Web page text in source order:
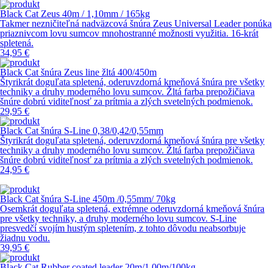
Black Cat Zeus 40m / 1,10mm / 165kg
Takmer nezničiteľná nadväzcová šnúra Zeus Universal Leader ponúka
priaznivcom lovu sumcov mnohostranné možnosti využitia. 16-krát
spletená.
34,95 €
Black Cat šnúra Zeus line žltá 400/450m
Štyrikrát doguľata spletená, oderuvzdorná kmeňová šnúra pre všetky
techniky a druhy moderného lovu sumcov. Žltá farba prepožičiava
šnúre dobrú viditeľnosť za prítmia a zlých svetelných podmienok.
29,95 €
Black Cat šnúra S-Line 0,38/0,42/0,55mm
Štyrikrát doguľata spletená, oderuvzdorná kmeňová šnúra pre všetky
techniky a druhy moderného lovu sumcov. Žltá farba prepožičiava
šnúre dobrú viditeľnosť za prítmia a zlých svetelných podmienok.
24,95 €
Black Cat šnúra S-Line 450m /0,55mm/ 70kg
Osemkrát doguľata spletená, extrémne oderuvzdorná kmeňová šnúra
pre všetky techniky, a druhy moderného lovu sumcov. S-Line
presvedčí svojím hustým spletením, z tohto dôvodu neabsorbuje
žiadnu vodu.
39,95 €